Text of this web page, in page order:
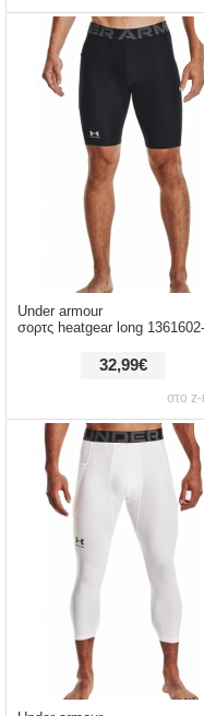
στο z-
Under armour
σορτς heatgear long
32,99€